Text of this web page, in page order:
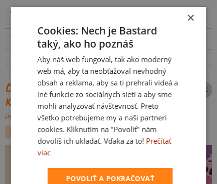
Odošleme v piatok 7.8.,doručímev utorok 11.8.
Tabuľka veľkostí : Akú vybrať?
ĎALŠIE POTLAČE Z ROVNAKEJ
KATEGÓRIE
PREHĽADÁVAŤ VŠETKO:
ZVIERATKÁ
JEDLO
×
Cookies: Nech je Bastard
taký, ako ho poznáš
Aby náš web fungoval, tak ako moderný
web má, aby ťa neobťažoval nevhodný
obsah a reklama, aby sa ti prehrali videá a
iné funkcie zo sociálnych sietí a aby sme
mohli analyzovať návštevnosť. Preto
všetko potrebujeme my a naši partneri
cookies. Kliknutím na "Povoliť" nám
dovolíš ich ukladať. Vďaka za to! Prečítať
viac
POVOLIŤ A POKRAČOVAŤ